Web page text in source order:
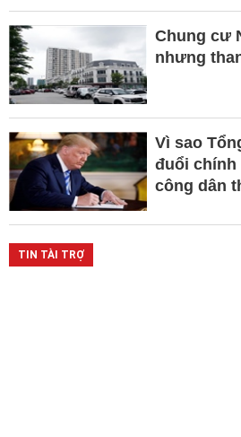
Chung cư
nhưng
Vì sao
đuổi chính
công dân